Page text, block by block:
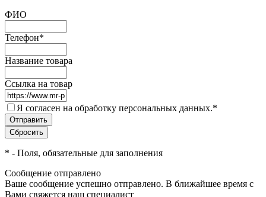
ФИО
Телефон*
Название товара
Ссылка на товар
Я согласен на обработку персональных данных.*
* - Поля, обязательные для заполнения
Сообщение отправлено
Ваше сообщение успешно отправлено. В ближайшее время с
Вами свяжется наш специалист